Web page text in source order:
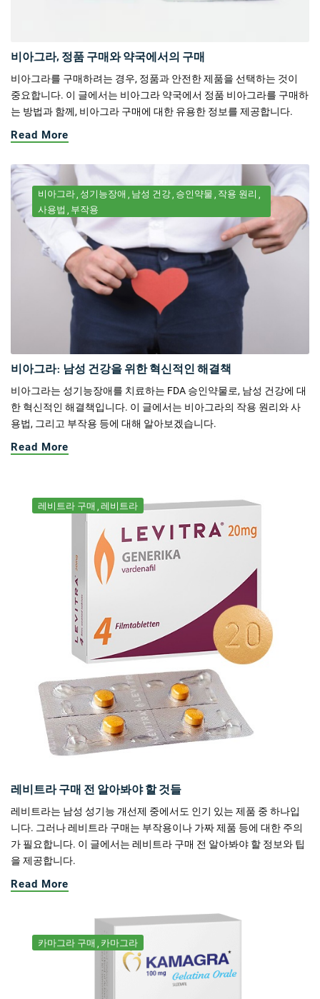
비아그라, 정품 구매와 약국에서의 구매
비아그라를 구매하려는 경우, 정품과 안전한 제품을 선택하는 것이
중요합니다. 이 글에서는 비아그라 약국에서 정품 비아그라를 구매하
는 방법과 함께, 비아그라 구매에 대한 유용한 정보를 제공합니다.
Read More
비아그라 성기능장애 남성 건강 승인약물 작용 원리
사용법
부작용
비아그라: 남성 건강을 위한 혁신적인 해결책
비아그라는 성기능장애를 치료하는 FDA 승인약물로, 남성 건강에 대
한 혁신적인 해결책입니다. 이 글에서는 비아그라의 작용 원리와 사
용법, 그리고 부작용 등에 대해 알아보겠습니다.
Read More
레비트라 구매 레비트라
레비트라 구매 전 알아봐야 할 것들
레비트라는 남성 성기능 개선제 중에서도 인기 있는 제품 중 하나입
니다. 그러나 레비트라 구매는 부작용이나 가짜 제품 등에 대한 주의
가 필요합니다. 이 글에서는 레비트라 구매 전 알아봐야 할 정보와 팁
을 제공합니다.
Read More
카마그라 구매 카마그라